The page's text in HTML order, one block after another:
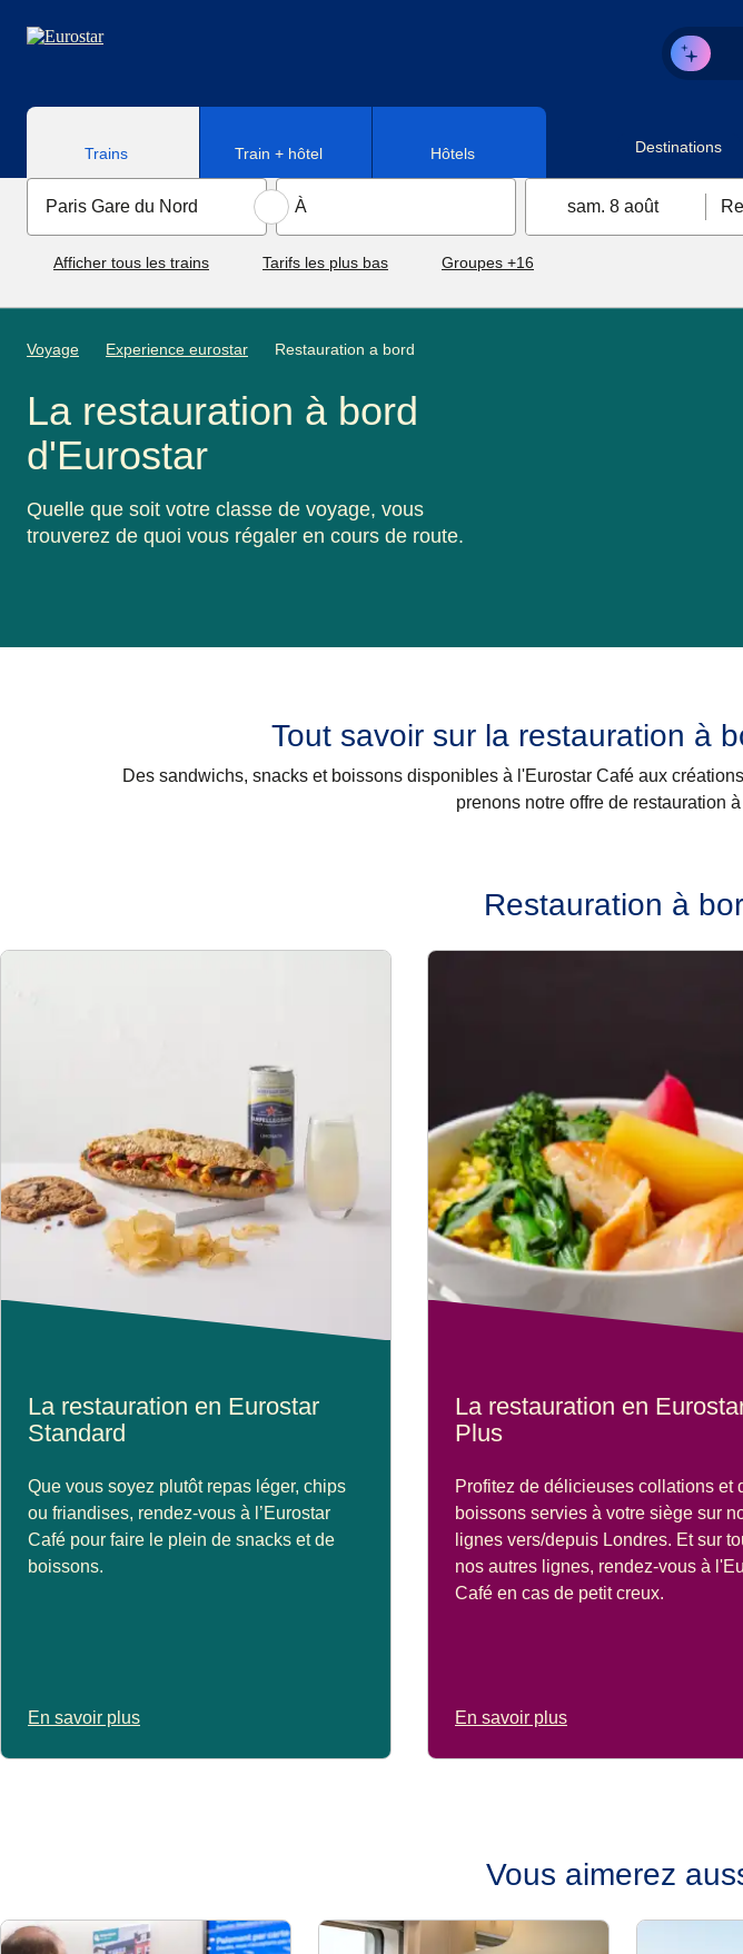
Trains Train + hôtel Hôtels Destinations
sam. 8 août
Afficher tous les trains Tarifs les plus bas Groupes +16
Voyage Experience eurostar Restauration a bord
La restauration à bord
d'Eurostar
Quelle que soit votre classe de voyage, vous
trouverez de quoi vous régaler en cours de route.
Tout savoir sur la restauration à
Des sandwichs, snacks et boissons disponibles à l'Eurostar Café aux
prenons notre offre de restauration
Restauration à
La restauration en Eurostar
Standard
Que vous soyez plutôt repas léger, chips
ou friandises, rendez-vous à l’Eurostar
Café pour faire le plein de snacks et de
boissons.
En savoir plus
La restauration en
Plus
Profitez de délicieuses collations et
boissons servies à votre siège sur
lignes vers/depuis Londres. Et sur
nos autres lignes, rendez-vous à
Café en cas de petit creux.
En savoir plus
Vous aimerez